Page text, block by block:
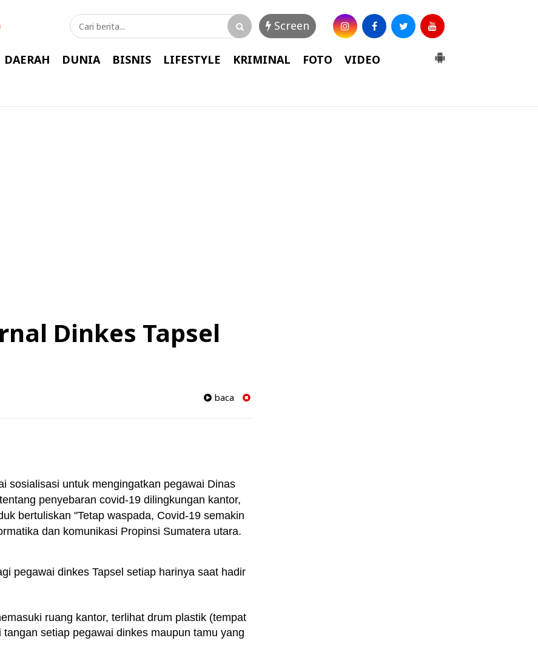
Screen
DAERAH DUNIA BISNIS LIFESTYLE KRIMINAL FOTO VIDEO
Dinkes Tapsel
baca
sosialisasi untuk mengingatkan pegawai Dinas
penyebaran covid-19 dilingkungan kantor,
bertuliskan "Tetap waspada, Covid-19 semakin
dan komunikasi Propinsi Sumatera utara.
pegawai dinkes Tapsel setiap harinya saat hadir
ruang kantor, terlihat drum plastik (tempat
setiap pegawai dinkes maupun tamu yang